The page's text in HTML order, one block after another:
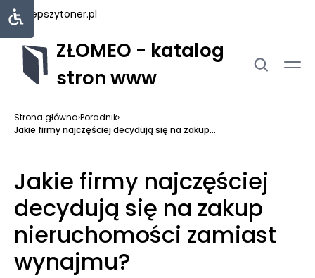
najlepszytoner.pl
ZŁOMEO - katalog
stron www
Strona główna›Poradnik›
Jakie firmy najczęściej decydują się na zakup...
Jakie firmy najczęściej
decydują się na zakup
nieruchomości zamiast
wynajmu?